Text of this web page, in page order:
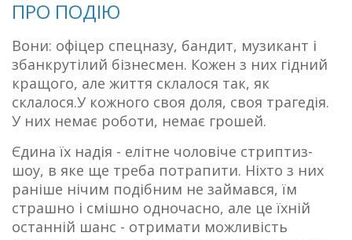
ПРО ПОДІЮ
Вони: офіцер спецназу, бандит, музикант і
збанкрутілий бізнесмен. Кожен з них гідний
кращого, але життя склалося так, як
склалося.У кожного своя доля, своя трагедія.
У них немає роботи, немає грошей.
Єдина їх надія - елітне чоловіче стриптиз-
шоу, в яке ще треба потрапити. Ніхто з них
раніше нічим подібним не займався, їм
страшно і смішно одночасно, але це їхній
останній шанс - отримати можливість